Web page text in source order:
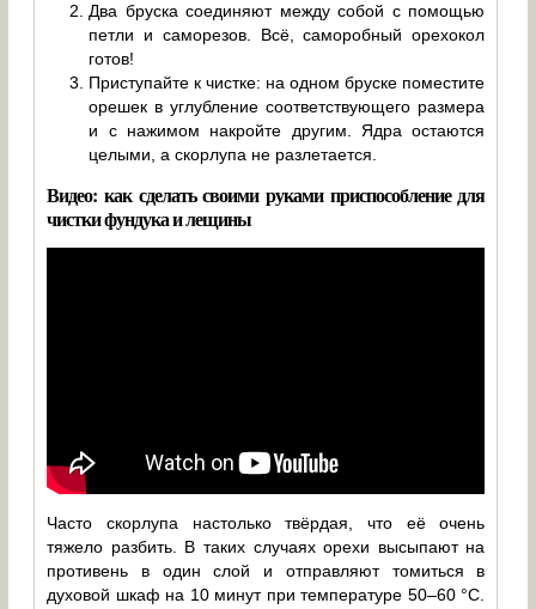
Два бруска соединяют между собой с помощью
петли и саморезов. Всё, саморобный орехокол
готов!
Приступайте к чистке: на одном бруске поместите
орешек в углубление соответствующего размера
и с нажимом накройте другим. Ядра остаются
целыми, а скорлупа не разлетается.
Видео: как сделать своими руками приспособление для
чистки фундука и лещины
Часто скорлупа настолько твёрдая, что её очень
тяжело разбить. В таких случаях орехи высыпают на
противень в один слой и отправляют томиться в
духовой шкаф на 10 минут при температуре 50–60 °C.